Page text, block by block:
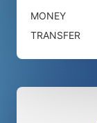
MONEY
TRANSFER